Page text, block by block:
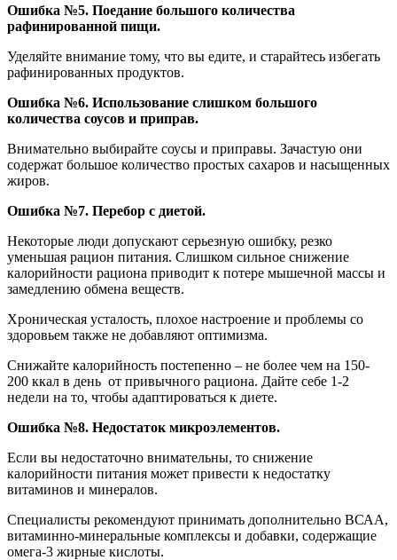
Ошибка №5. Поедание большого количества
рафинированной пищи.
Уделяйте внимание тому, что вы едите, и старайтесь избегать
рафинированных продуктов.
Ошибка №6. Использование слишком большого
количества соусов и приправ.
Внимательно выбирайте соусы и приправы. Зачастую они
содержат большое количество простых сахаров и насыщенных
жиров.
Ошибка №7. Перебор с диетой.
Некоторые люди допускают серьезную ошибку, резко
уменьшая рацион питания. Слишком сильное снижение
калорийности рациона приводит к потере мышечной массы и
замедлению обмена веществ.
Хроническая усталость, плохое настроение и проблемы со
здоровьем также не добавляют оптимизма.
Снижайте калорийность постепенно – не более чем на 150-
200 ккал в день от привычного рациона. Дайте себе 1-2
недели на то, чтобы адаптироваться к диете.
Ошибка №8. Недостаток микроэлементов.
Если вы недостаточно внимательны, то снижение
калорийности питания может привести к недостатку
витаминов и минералов.
Специалисты рекомендуют принимать дополнительно ВСАА,
витаминно-минеральные комплексы и добавки, содержащие
омега-3 жирные кислоты.